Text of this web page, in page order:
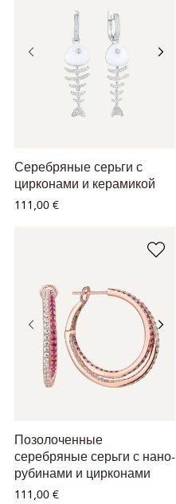
Серебряные серьги с
цирконами и керамикой
111,00 €
Позолоченные
серебряные серьги с нано-
рубинами и цирконами
111,00 €